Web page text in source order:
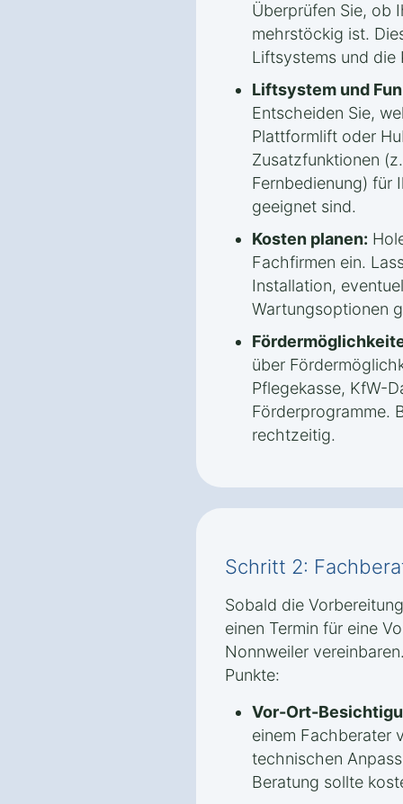
Überprüfen Sie, ob
mehrstöckig ist.
Liftsystems und die
Liftsystem und
Entscheiden Sie,
Plattformlift oder
Zusatzfunktionen
Fernbedienung) für
geeignet sind.
Kosten planen:
Fachfirmen ein.
Installation,
Wartungsoptionen
über
Pflegekasse, KfW-
Förderprogramme.
rechtzeitig.
Schritt 2:
Sobald die
einen Termin für eine
Nonnweiler
Punkte:
Vor-Ort-
einem Fachberater
technischen
Beratung sollte